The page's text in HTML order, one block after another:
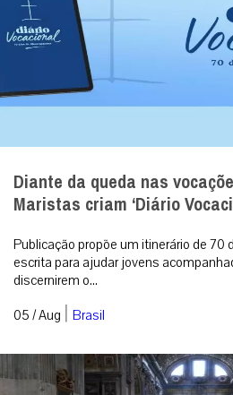
Diante da queda nas
Maristas criam ‘Diário
Publicação propõe um itinerário de 70
escrita para ajudar jovens
discernirem o...
05 / Aug | Brasil